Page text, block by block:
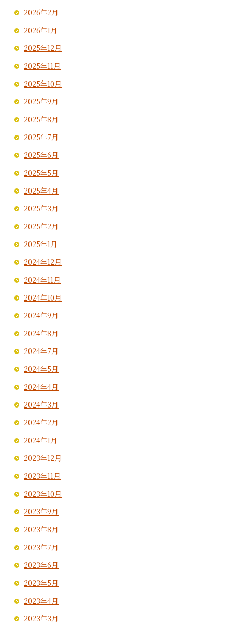
2026年2月
2026年1月
2025年12月
2025年11月
2025年10月
2025年9月
2025年8月
2025年7月
2025年6月
2025年5月
2025年4月
2025年3月
2025年2月
2025年1月
2024年12月
2024年11月
2024年10月
2024年9月
2024年8月
2024年7月
2024年5月
2024年4月
2024年3月
2024年2月
2024年1月
2023年12月
2023年11月
2023年10月
2023年9月
2023年8月
2023年7月
2023年6月
2023年5月
2023年4月
2023年3月